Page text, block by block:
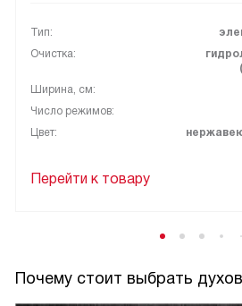
Тип:
Очистка:
Ширина, см:
Число режимов:
Цвет:
Перейти к товару
Почему стоит выбрать